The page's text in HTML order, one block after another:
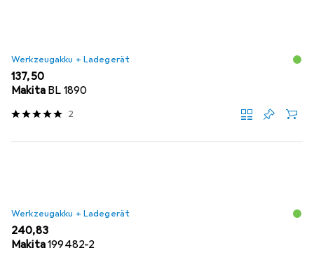
Werkzeugakku + Ladegerät
EUR
137,50
Makita BL 1890
2
Werkzeugakku + Ladegerät
EUR
240,83
Makita199482-2